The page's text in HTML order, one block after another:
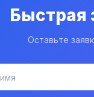
Быстрая
Оставьте